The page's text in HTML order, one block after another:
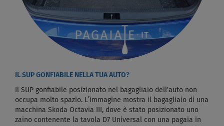
IL SUP GONFIABILE NELLA TUA AUTO?
Il SUP gonfiabile posizionato nel bagagliaio dell'auto non
occupa molto spazio. L’immagine mostra il bagagliaio di una
macchina Skoda Octavia III, dove è stato posizionato uno
zaino contenente la tavola D7 Universal con una pagaia in